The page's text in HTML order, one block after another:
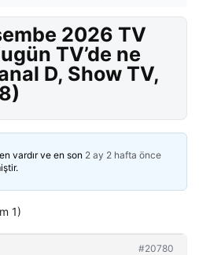
2026 TV
TV’de ne
D, Show TV,
vardır ve en son 2 ay 2 hafta önce
1)
#20780